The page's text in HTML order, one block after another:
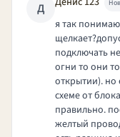
Д
я так
подключать
огни то они
открытии). но
схеме от
правильно.
желтый